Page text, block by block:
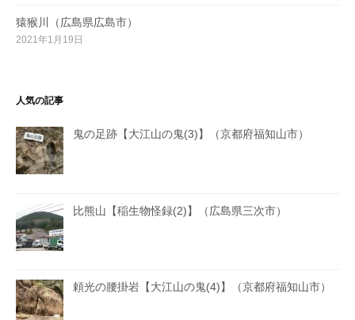
猿猴川（広島県広島市）
2021年1月19日
人気の記事
鬼の足跡【大江山の鬼(3)】（京都府福知山市）
比熊山【稲生物怪録(2)】（広島県三次市）
頼光の腰掛岩【大江山の鬼(4)】（京都府福知山市）